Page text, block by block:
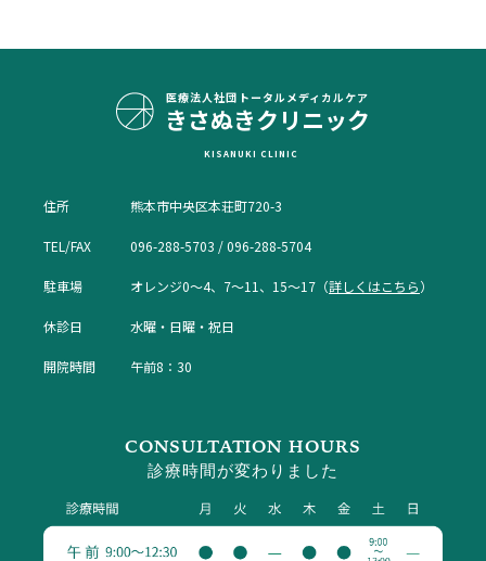
医療法人社団 トータルメディカルケア
きさぬきクリニック
KISANUKI CLINIC
住所 熊本市中央区本荘町720-3
TEL/FAX 096-288-5703 / 096-288-5704
駐車場 オレンジ0〜4、7〜11、15〜17（詳しくはこちら）
休診日 水曜・日曜・祝日
開院時間 午前8：30
CONSULTATION HOURS
診療時間が変わりました